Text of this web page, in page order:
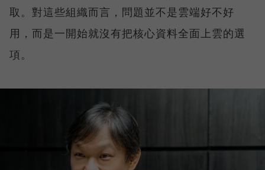
取。對這些組織而言，問題並不是雲端好不好
用，而是一開始就沒有把核心資料全面上雲的選
項。